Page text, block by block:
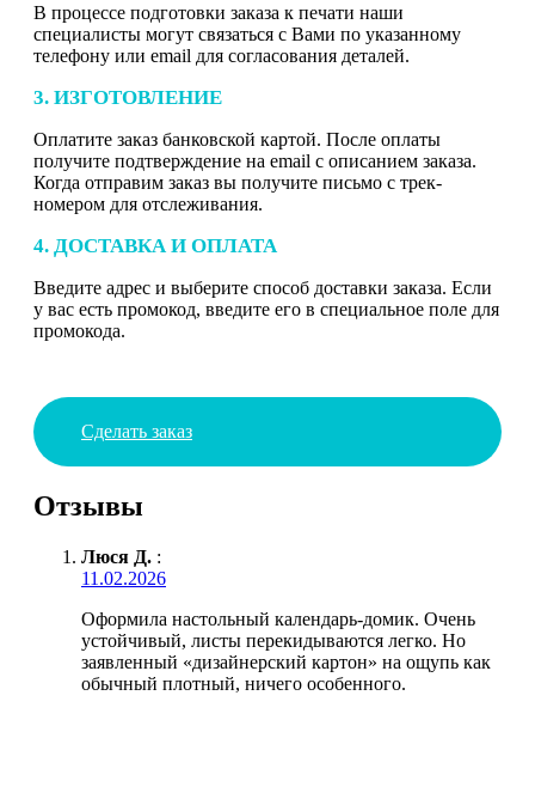
В процессе подготовки заказа к печати наши
специалисты могут связаться с Вами по указанному
телефону или email для согласования деталей.
3. ИЗГОТОВЛЕНИЕ
Оплатите заказ банковской картой. После оплаты
получите подтверждение на email с описанием заказа.
Когда отправим заказ вы получите письмо с трек-
номером для отслеживания.
4. ДОСТАВКА И ОПЛАТА
Введите адрес и выберите способ доставки заказа. Если
у вас есть промокод, введите его в специальное поле для
промокода.
Сделать заказ
Отзывы
Люся Д. :
11.02.2026
Оформила настольный календарь-домик. Очень
устойчивый, листы перекидываются легко. Но
заявленный «дизайнерский картон» на ощупь как
обычный плотный, ничего особенного.